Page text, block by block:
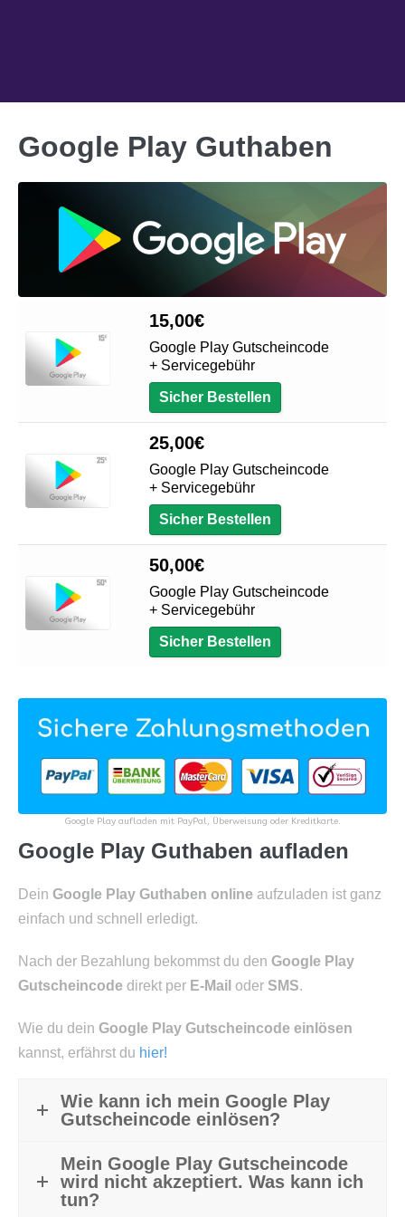
Google Play Guthaben
15,00€
Google Play Gutscheincode
+ Servicegebühr
Sicher Bestellen
25,00€
Google Play Gutscheincode
+ Servicegebühr
Sicher Bestellen
50,00€
Google Play Gutscheincode
+ Servicegebühr
Sicher Bestellen
Google Play aufladen mit PayPal, Überweisung oder Kreditkarte.
Google Play Guthaben aufladen
Dein Google Play Guthaben online aufzuladen ist ganz
einfach und schnell erledigt.
Nach der Bezahlung bekommst du den Google Play
Gutscheincode direkt per E-Mail oder SMS.
Wie du dein Google Play Gutscheincode einlösen
kannst, erfährst du hier!
Wie kann ich mein Google Play
Gutscheincode einlösen?
Mein Google Play Gutscheincode
wird nicht akzeptiert. Was kann ich
tun?